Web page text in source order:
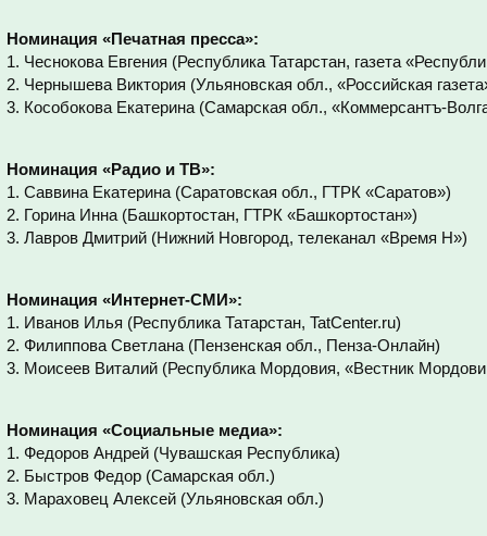
Номинация «Печатная пресса»:
1. Чеснокова Евгения (Республика Татарстан, газета
2. Чернышева Виктория (Ульяновская обл., «Российская
3. Кособокова Екатерина (Самарская обл., «Коммерсантъ-
Номинация «Радио и ТВ»:
1. Саввина Екатерина (Саратовская обл., ГТРК «Саратов»)
2. Горина Инна (Башкортостан, ГТРК «Башкортостан»)
3. Лавров Дмитрий (Нижний Новгород, телеканал «Время Н»)
Номинация «Интернет-СМИ»:
1. Иванов Илья (Республика Татарстан, TatCenter.ru)
2. Филиппова Светлана (Пензенская обл., Пенза-Онлайн)
3. Моисеев Виталий (Республика Мордовия, «Вестник
Номинация «Социальные медиа»:
1. Федоров Андрей (Чувашская Республика)
2. Быстров Федор (Самарская обл.)
3. Мараховец Алексей (Ульяновская обл.)